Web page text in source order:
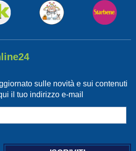
sulle novità e sui contenuti
il tuo indirizzo e-mail